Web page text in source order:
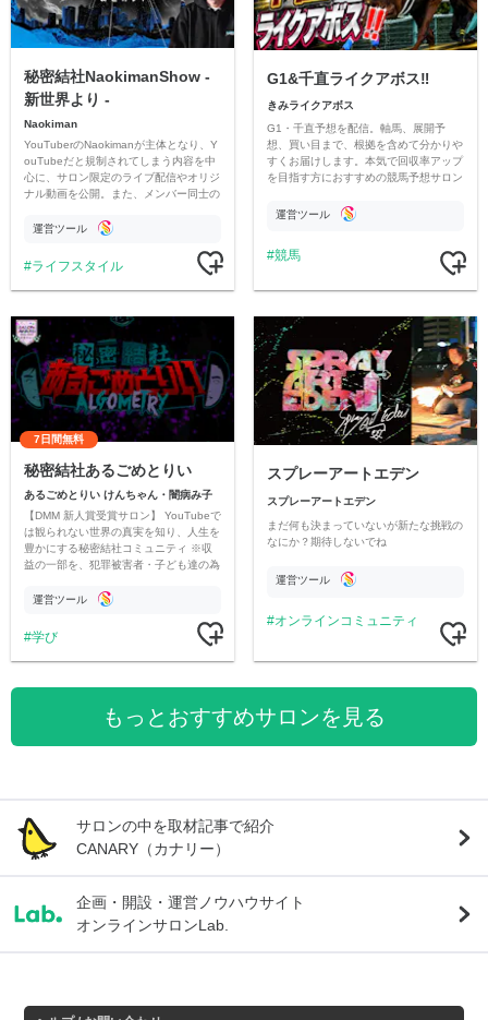
秘密結社NaokimanShow -
新世界より -
Naokiman
YouTuberのNaokimanが主体となり、Y
ouTubeだと規制されてしまう内容を中
心に、サロン限定のライブ配信やオリジ
ナル動画を公開。また、メンバー同士の
ただいています。
運営ツール
ライフスタイル
G1&千直ライクアボス‼️
きみライクアボス
G1・千直予想を配信。軸馬、展開予
想、買い目まで、根拠を含めて分かりや
すくお届けします。本気で回収率アップ
を目指す方におすすめの競馬予想サロン
運営ツール
競馬
7日間無料
秘密結社あるごめとりい
あるごめとりい けんちゃん・闇病み子
【DMM 新人賞受賞サロン】 YouTubeで
は観られない世界の真実を知り、人生を
豊かにする秘密結社コミュニティ ※収
益の一部を、犯罪被害者・子ども達の為
す運営ツール
学び
スプレーアートエデン
スプレーアートエデン
まだ何も決まっていないが新たな挑戦の
なにか？期待しないでね
運営ツール
オンラインコミュニティ
もっとおすすめサロンを見る
サロンの中を取材記事で紹介
CANARY（カナリー）
企画・開設・運営ノウハウサイト
オンラインサロンLab.